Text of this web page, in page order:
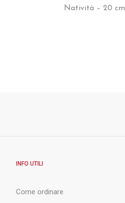
Natività – 20 cm
INFO UTILI
Come ordinare